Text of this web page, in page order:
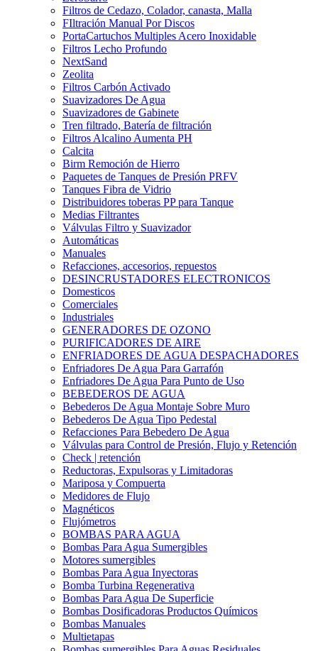
Filtros de Cedazo, Colador, canasta, Malla
FIltración Manual Por Discos
PortaCartuchos Multiples Acero Inoxidable
Filtros Lecho Profundo
NextSand
Zeolita
Filtros Carbón Activado
Suavizadores De Agua
Suavizadores de Gabinete
Tren filtrado, Batería de filtración
Filtros Alcalino Aumenta PH
Calcita
Birm Remoción de Hierro
Paquetes de Tanques de Presión PRFV
Tanques Fibra de Vidrio
Distribuidores toberas PP para Tanque
Medias Filtrantes
Válvulas Filtro y Suavizador
Automáticas
Manuales
Refacciones, accesorios, repuestos
DESINCRUSTADORES ELECTRONICOS
Domesticos
Comerciales
Industriales
GENERADORES DE OZONO
PURIFICADORES DE AIRE
ENFRIADORES DE AGUA DESPACHADORES
Enfriadores De Agua Para Garrafón
Enfriadores De Agua Para Punto de Uso
BEBEDEROS DE AGUA
Bebederos De Agua Montaje Sobre Muro
Bebederos De Agua Tipo Pedestal
Refacciones Para Bebedero De Agua
Válvulas para Control de Presión, Flujo y Retención
Check | retención
Reductoras, Expulsoras y Limitadoras
Mariposa y Compuerta
Medidores de Flujo
Magnéticos
Flujómetros
BOMBAS PARA AGUA
Bombas Para Agua Sumergibles
Motores sumergibles
Bombas Para Agua Inyectoras
Bomba Turbina Regenerativa
Bombas Para Agua De Superficie
Bombas Dosificadoras Productos Químicos
Bombas Manuales
Multietapas